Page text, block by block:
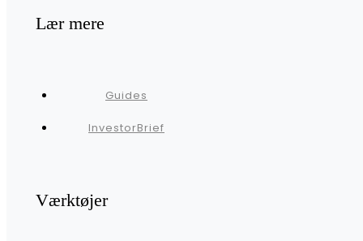
Lær mere
Guides
InvestorBrief
Værktøjer